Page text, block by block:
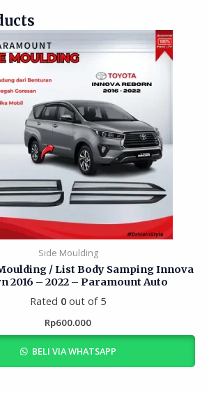
Side Moulding
/ List Body Samping Innova
2016 – 2022 – Paramount Auto
Rated 0 out of 5
Rp600.000
BELI VIA WHATSAPP